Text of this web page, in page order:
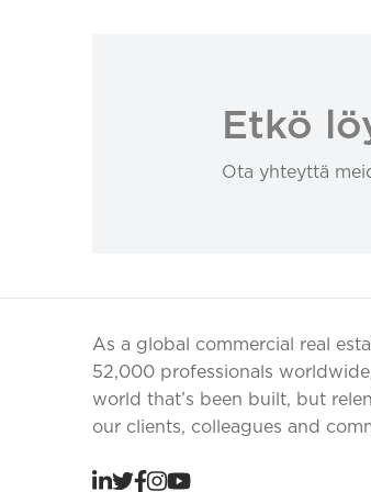
Etkö
Ota yhteyttä
As a global commercial real
52,000 professionals
world that’s been built, but
our clients, colleagues and